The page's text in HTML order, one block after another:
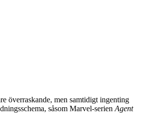
överraskande, men samtidigt ingenting
såsom Marvel-serien Agent